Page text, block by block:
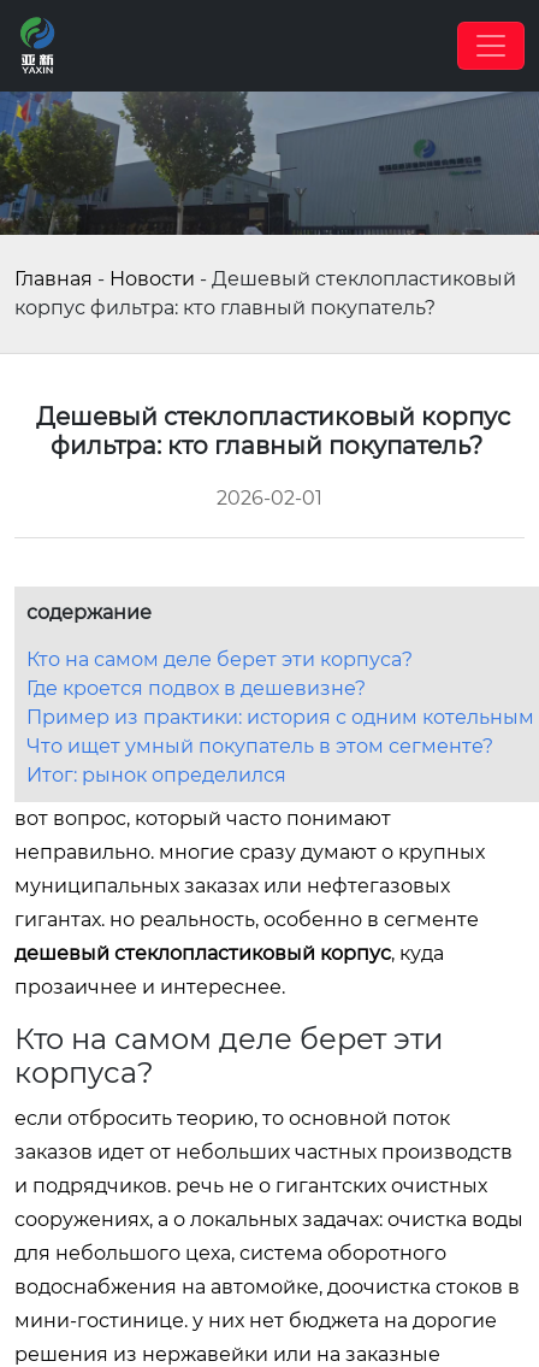
Главная - Новости - Дешевый стеклопластиковый
корпус фильтра: кто главный покупатель?
Дешевый стеклопластиковый корпус
фильтра: кто главный покупатель?
2026-02-01
содержание
Кто на самом деле берет эти корпуса?
Где кроется подвох в дешевизне?
Пример из практики: история с одним котельным
Что ищет умный покупатель в этом сегменте?
Итог: рынок определился
вот вопрос, который часто понимают
неправильно. многие сразу думают о крупных
муниципальных заказах или нефтегазовых
гигантах. но реальность, особенно в сегменте
дешевый стеклопластиковый корпус, куда
прозаичнее и интереснее.
Кто на самом деле берет эти
корпуса?
если отбросить теорию, то основной поток
заказов идет от небольших частных производств
и подрядчиков. речь не о гигантских очистных
сооружениях, а о локальных задачах: очистка воды
для небольшого цеха, система оборотного
водоснабжения на автомойке, доочистка стоков в
мини-гостинице. у них нет бюджета на дорогие
решения из нержавейки или на заказные